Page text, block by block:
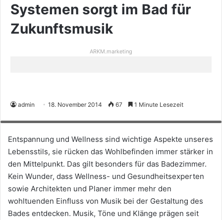
Systemen sorgt im Bad für
Zukunftsmusik
ARKM.marketing
admin 18. November 2014 67 1 Minute Lesezeit
Bei den neuen Audio-Wannen-Systemen stehen keine Boxen herum. Der
Entspannung und Wellness sind wichtige Aspekte unseres
Lebensstils, sie rücken das Wohlbefinden immer stärker in
den Mittelpunkt. Das gilt besonders für das Badezimmer.
Kein Wunder, dass Wellness- und Gesundheitsexperten
sowie Architekten und Planer immer mehr den
wohltuenden Einfluss von Musik bei der Gestaltung des
Bades entdecken. Musik, Töne und Klänge prägen seit